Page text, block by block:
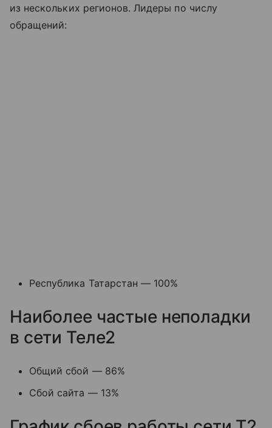
из нескольких регионов. Лидеры по числу
обращений:
Республика Татарстан — 100%
Наиболее частые неполадки
в сети Теле2
Общий сбой — 86%
Сбой сайта — 13%